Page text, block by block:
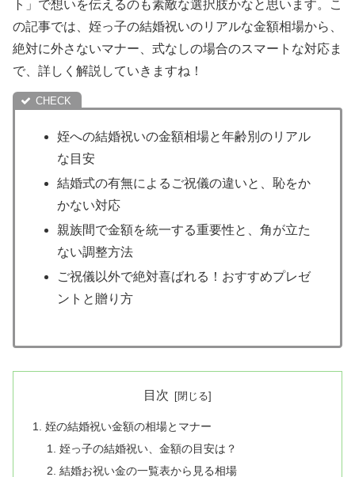
ト」で想いを伝えるのも素敵な選択肢かなと思います。こ
の記事では、姪っ子の結婚祝いのリアルな金額相場から、
絶対に外さないマナー、式なしの場合のスマートな対応ま
で、詳しく解説していきますね！
姪への結婚祝いの金額相場と年齢別のリアル
な目安
結婚式の有無によるご祝儀の違いと、恥をか
かない対応
親族間で金額を統一する重要性と、角が立た
ない調整方法
ご祝儀以外で絶対喜ばれる！おすすめプレゼ
ントと贈り方
目次
姪の結婚祝い金額の相場とマナー
姪っ子の結婚祝い、金額の目安は？
結婚お祝い金の一覧表から見る相場